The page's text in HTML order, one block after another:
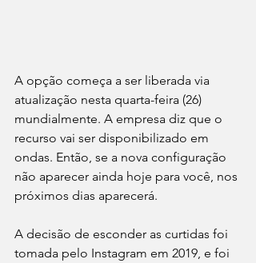
A opção começa a ser liberada via
atualização nesta quarta-feira (26)
mundialmente. A empresa diz que o
recurso vai ser disponibilizado em
ondas. Então, se a nova configuração
não aparecer ainda hoje para você, nos
próximos dias aparecerá.
A decisão de esconder as curtidas foi
tomada pelo Instagram em 2019, e foi